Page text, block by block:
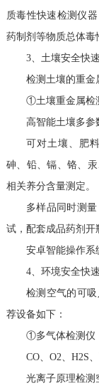
质毒性快速检测仪
药制剂等物质总体毒
3、土壤安全快
检测土壤的重金
①土壤重金属检
高智能土壤多参
可对土壤、肥
砷、铅、镉、铬、
相关养分含量测定。
多样品同时测
试，配套成品药剂开
安卓智能操作系
4、环境安全快
检测空气的可
荐设备如下：
①多气体检测仪
CO、O2、H2S
光离子原理检测